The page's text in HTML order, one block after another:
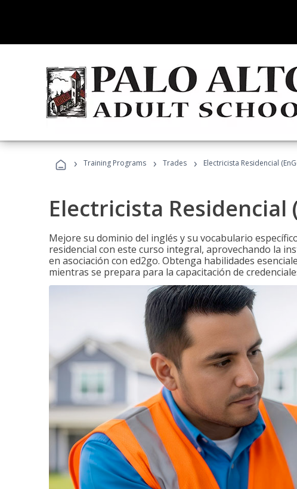
› Training Programs › Trades › Electricista Residencial
Electricista Residencial
Mejore su dominio del inglés y su vocabulario
residencial con este curso integral, aprovechando la
en asociación con ed2go. Obtenga habilidades
mientras se prepara para la capacitación de